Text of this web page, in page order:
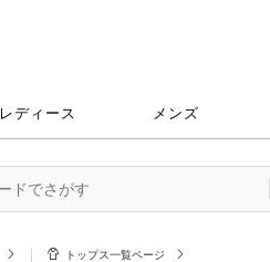
レディース メンズ
トップス一覧ページ